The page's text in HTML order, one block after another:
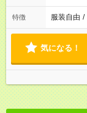
特徴 服装自由 /
気になる！